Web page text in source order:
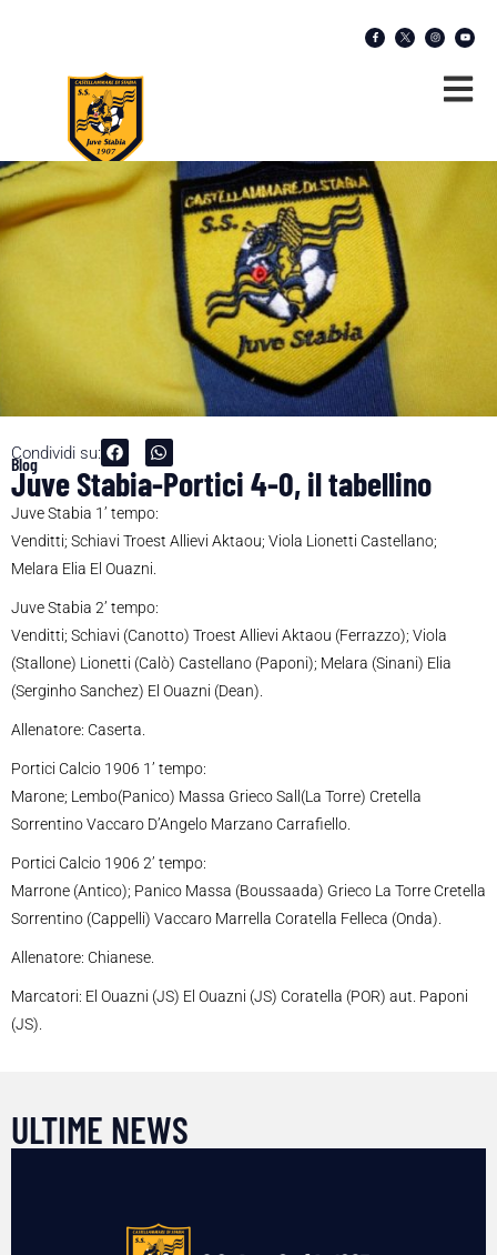
Condividi su:
Blog
Juve Stabia-Portici 4-0, il tabellino
Juve Stabia 1’ tempo:
Venditti; Schiavi Troest Allievi Aktaou; Viola Lionetti Castellano;
Melara Elia El Ouazni.
Juve Stabia 2’ tempo:
Venditti; Schiavi (Canotto) Troest Allievi Aktaou (Ferrazzo); Viola
(Stallone) Lionetti (Calò) Castellano (Paponi); Melara (Sinani) Elia
(Serginho Sanchez) El Ouazni (Dean).
Allenatore: Caserta.
Portici Calcio 1906 1’ tempo:
Marone; Lembo(Panico) Massa Grieco Sall(La Torre) Cretella
Sorrentino Vaccaro D’Angelo Marzano Carrafiello.
Portici Calcio 1906 2’ tempo:
Marrone (Antico); Panico Massa (Boussaada) Grieco La Torre Cretella
Sorrentino (Cappelli) Vaccaro Marrella Coratella Felleca (Onda).
Allenatore: Chianese.
Marcatori: El Ouazni (JS) El Ouazni (JS) Coratella (POR) aut. Paponi
(JS).
ULTIME NEWS